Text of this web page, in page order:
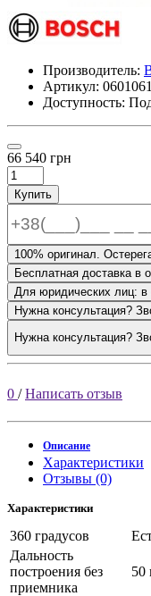
Производитель:
Артикул:
Доступность:
66 540 грн
Купить
100% оригинал.
Бесплатная доставка в
Для юридических лиц:
Нужна консультация?
0 /Написать отзыв
Описание
Характеристики
Отзывы (0)
Характеристики
360 градусов
Дальность
построения без
приемника
50